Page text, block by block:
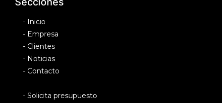
- Inicio
- Empresa
- Clientes
- Noticias
- Contacto
- Solicita presupuesto